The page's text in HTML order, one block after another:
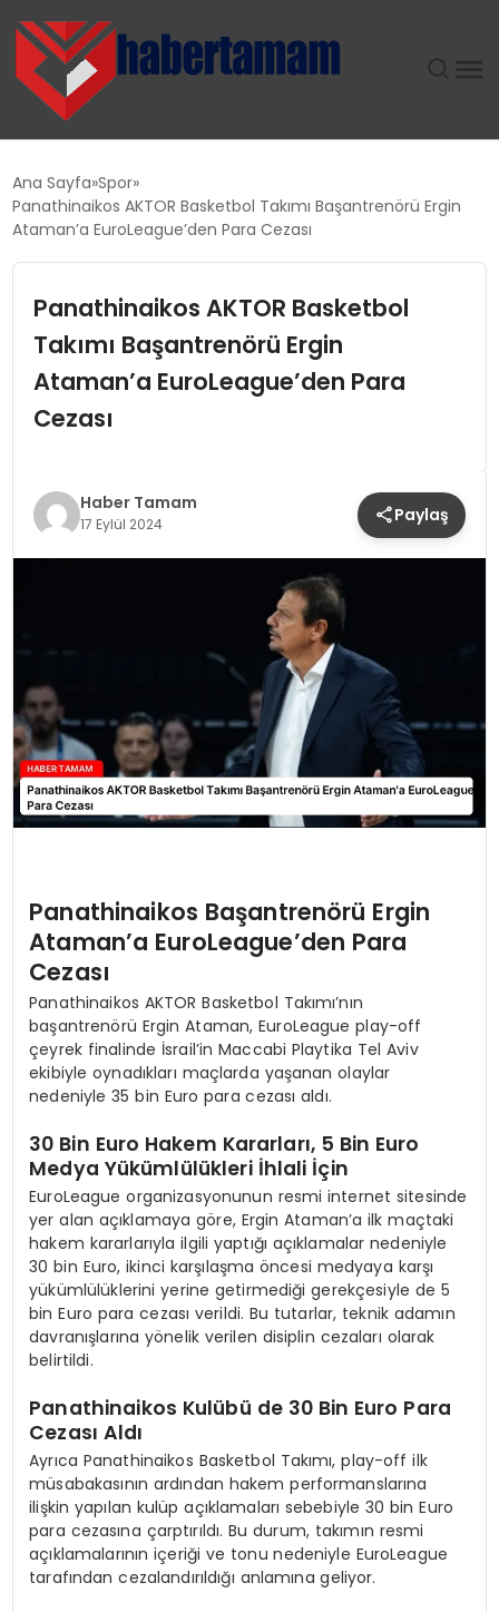
TEKNOLOJI
SAĞLIK
EKONOMI
SIYASET
Ana Sayfa Spor
Panathinaikos AKTOR Basketbol Takımı Başantrenörü Ergin
Ataman’a EuroLeague’den Para Cezası
Panathinaikos AKTOR Basketbol
Takımı Başantrenörü Ergin
Ataman’a EuroLeague’den Para
Cezası
Haber Tamam
17 Eylül 2024 Paylaş
Panathinaikos Başantrenörü Ergin
Ataman’a EuroLeague’den Para
Cezası
Panathinaikos AKTOR Basketbol Takımı’nın
başantrenörü Ergin Ataman, EuroLeague play-off
çeyrek finalinde İsrail’in Maccabi Playtika Tel Aviv
ekibiyle oynadıkları maçlarda yaşanan olaylar
nedeniyle 35 bin Euro para cezası aldı.
30 Bin Euro Hakem Kararları, 5 Bin Euro
Medya Yükümlülükleri İhlali İçin
EuroLeague organizasyonunun resmi internet sitesinde
yer alan açıklamaya göre, Ergin Ataman’a ilk maçtaki
hakem kararlarıyla ilgili yaptığı açıklamalar nedeniyle
30 bin Euro, ikinci karşılaşma öncesi medyaya karşı
yükümlülüklerini yerine getirmediği gerekçesiyle de 5
bin Euro para cezası verildi. Bu tutarlar, teknik adamın
davranışlarına yönelik verilen disiplin cezaları olarak
belirtildi.
Panathinaikos Kulübü de 30 Bin Euro Para
Cezası Aldı
Ayrıca Panathinaikos Basketbol Takımı, play-off ilk
müsabakasının ardından hakem performanslarına
ilişkin yapılan kulüp açıklamaları sebebiyle 30 bin Euro
para cezasına çarptırıldı. Bu durum, takımın resmi
açıklamalarının içeriği ve tonu nedeniyle EuroLeague
tarafından cezalandırıldığı anlamına geliyor.